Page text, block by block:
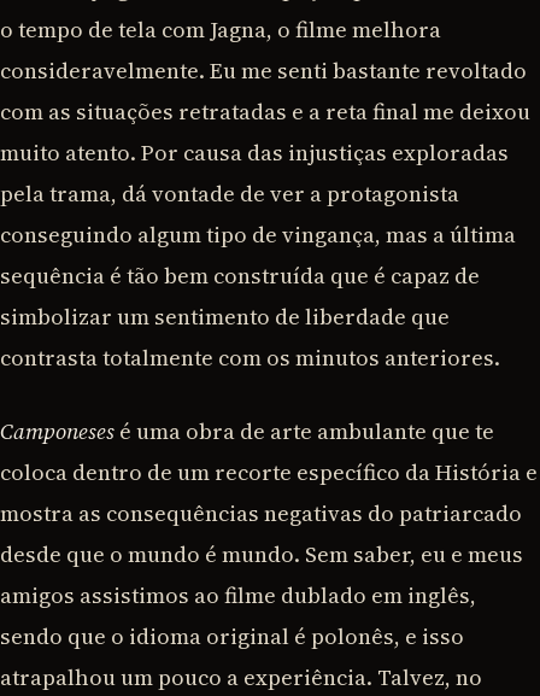
o tempo de tela com Jagna, o filme melhora
consideravelmente. Eu me senti bastante revoltado
com as situações retratadas e a reta final me deixou
muito atento. Por causa das injustiças exploradas
pela trama, dá vontade de ver a protagonista
conseguindo algum tipo de vingança, mas a última
sequência é tão bem construída que é capaz de
simbolizar um sentimento de liberdade que
contrasta totalmente com os minutos anteriores.
Camponeses é uma obra de arte ambulante que te
coloca dentro de um recorte específico da História e
mostra as consequências negativas do patriarcado
desde que o mundo é mundo. Sem saber, eu e meus
amigos assistimos ao filme dublado em inglês,
sendo que o idioma original é polonês, e isso
atrapalhou um pouco a experiência. Talvez, no